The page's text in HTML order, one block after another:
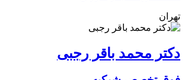
تهران
دکتر محمد باقر رجبی